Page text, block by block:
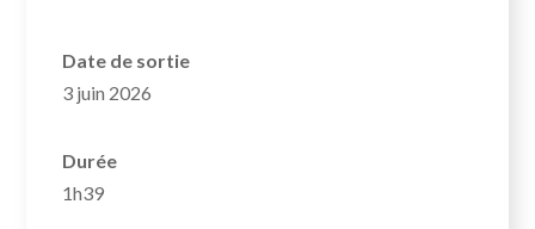
Date de sortie
3 juin 2026
Durée
1h39